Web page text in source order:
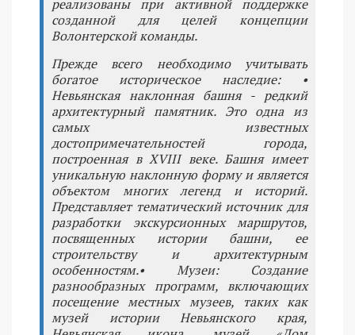
реализованы при активной поддержке
созданной для целей концепции
Волонтерской команды.
Прежде всего необходимо учитывать
богатое историческое наследие: •
Невьянская наклонная башня - редкий
архитектурный памятник. Это одна из
самых известных
достопримечательностей города,
построенная в XVIII веке. Башня имеет
уникальную наклонную форму и является
объектом многих легенд и историй.
Представляет тематический источник для
разработки экскурсионных маршрутов,
посвященных истории башни, ее
строительству и архитектурным
особенностям.• Музеи: Создание
разнообразных программ, включающих
посещение местных музеев, таких как
музей истории Невьянского края,